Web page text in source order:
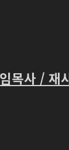
목사 / 재